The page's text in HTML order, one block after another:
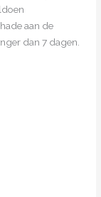
aan de
dan 7 dagen.